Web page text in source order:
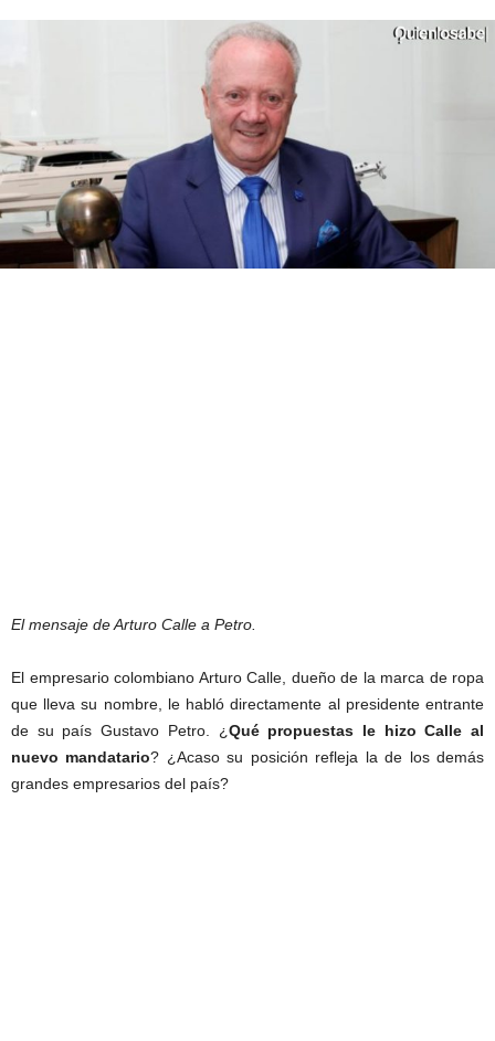
El mensaje de Arturo Calle a Petro.
El empresario colombiano Arturo Calle, dueño de la marca de ropa
que lleva su nombre, le habló directamente al presidente entrante
de su país Gustavo Petro. ¿Qué propuestas le hizo Calle al
nuevo mandatario? ¿Acaso su posición refleja la de los demás
grandes empresarios del país?